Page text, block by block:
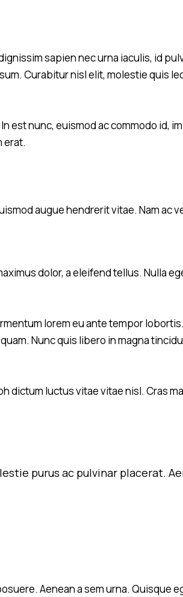
sapien nec urna iaculis, id
Curabitur nisl elit, molestie quis
est nunc, euismod ac commodo id,
erat.
augue hendrerit vitae. Nam ac
dolor, a eleifend tellus. Nulla
lorem eu ante tempor
Nunc quis libero in magna
dictum luctus vitae vitae nisl. Cras
purus ac pulvinar placerat.
Aenean a sem urna. Quisque